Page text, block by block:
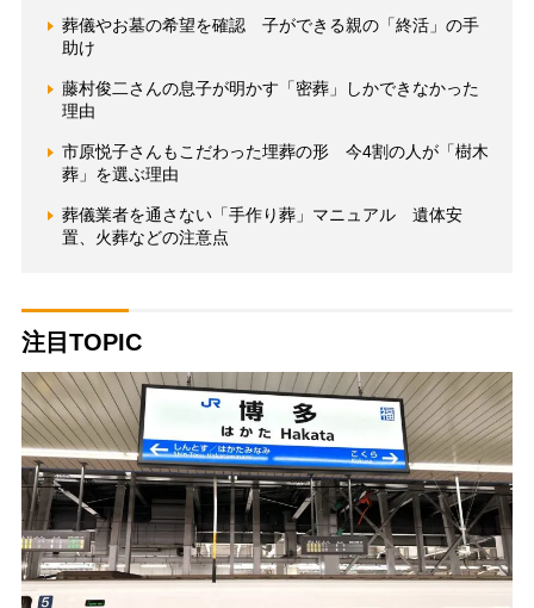
葬儀やお墓の希望を確認 子ができる親の「終活」の手
助け
藤村俊二さんの息子が明かす「密葬」しかできなかった
理由
市原悦子さんもこだわった埋葬の形 今4割の人が「樹木
葬」を選ぶ理由
葬儀業者を通さない「手作り葬」マニュアル 遺体安
置、火葬などの注意点
注目TOPIC